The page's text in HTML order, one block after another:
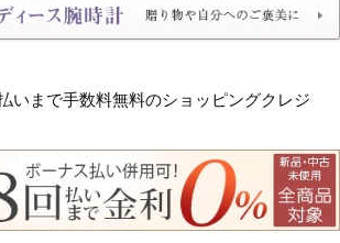
いまで手数料無料のショッピングクレジ